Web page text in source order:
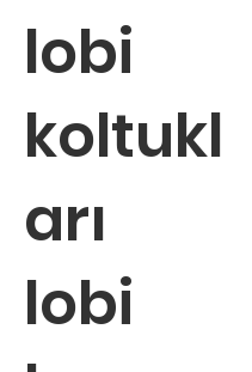
lobi
koltukl
arı
lobi